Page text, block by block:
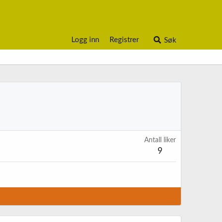
Logg inn Registrer Søk
Antall liker
9